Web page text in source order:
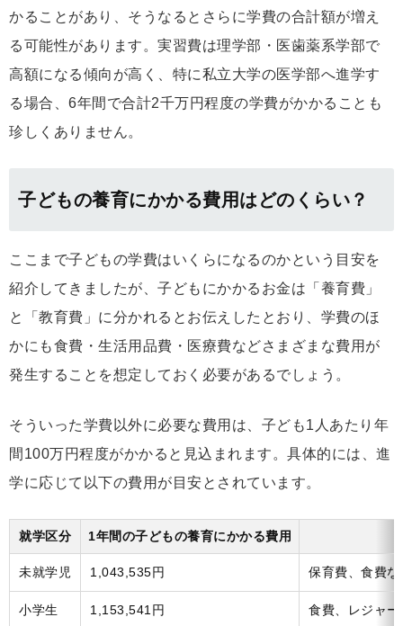
かることがあり、そうなるとさらに学費の合計額が増え
る可能性があります。実習費は理学部・医歯薬系学部で
高額になる傾向が高く、特に私立大学の医学部へ進学す
る場合、6年間で合計2千万円程度の学費がかかることも
珍しくありません。
子どもの養育にかかる費用はどのくらい？
ここまで子どもの学費はいくらになるのかという目安を
紹介してきましたが、子どもにかかるお金は「養育費」
と「教育費」に分かれるとお伝えしたとおり、学費のほ
かにも食費・生活用品費・医療費などさまざまな費用が
発生することを想定しておく必要があるでしょう。
そういった学費以外に必要な費用は、子ども1人あたり年
間100万円程度がかかると見込まれます。具体的には、進
学に応じて以下の費用が目安とされています。
就学区分 1年間の子どもの養育にかかる費用
未就学児 1,043,535円 保育費、食費な
小学生 1,153,541円 食費、レジャ